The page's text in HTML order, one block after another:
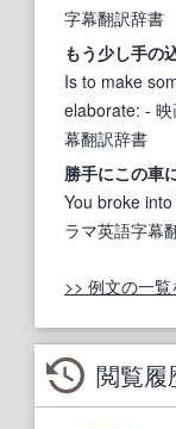
字幕翻訳辞書
もう少し手の
Is to make
elaborate: -
幕翻訳辞書
勝手にこの車
You broke
ラマ英語字幕
>> 例文の一覧
閲覧履